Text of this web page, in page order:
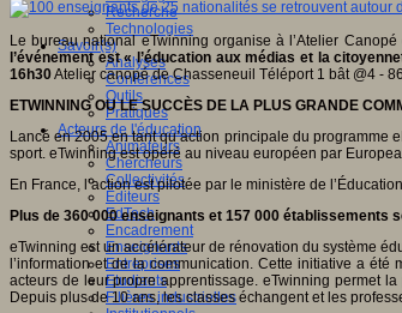
Recherche
Technologies
Savoir(s)
Analyses
Conférences
Outils
Pratiques
Acteurs de l'éducation
Animateurs
Chercheurs
Collectivités
Editeurs
EdTech
Encadrement
Enseignants
Entreprises
Etudiants
Filières industrielles
Le bureau national eTwinning organise à l’Atelier
l’événement est « l’éducation aux médias et la
16h30Atelier canopé de Chasseneuil Téléport 1 bât @4 -
ETWINNING OU LE SUCCÈS DE LA PLUS GRANDE
Lancé en 2005 en tant qu’action principale du programme
sport. eTwinning est opéré au niveau européen par
En France, l’action est pilotée par le ministère de
Plus de 360 000 enseignants et 157 000 établissements
eTwinning est un accélérateur de rénovation du système
l’information et de la communication. Cette initiative a
acteurs de leur propre apprentissage. eTwinning permet
Depuis plus de 10 ans, les classes échangent et les